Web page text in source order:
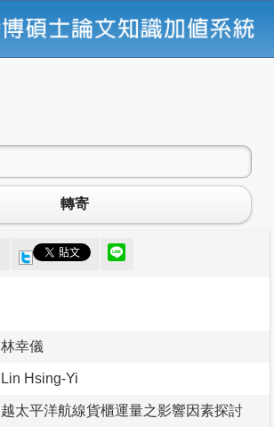
轉寄
林幸儀
Lin Hsing-Yi
越太平洋航線貨櫃運量之影響因素探討